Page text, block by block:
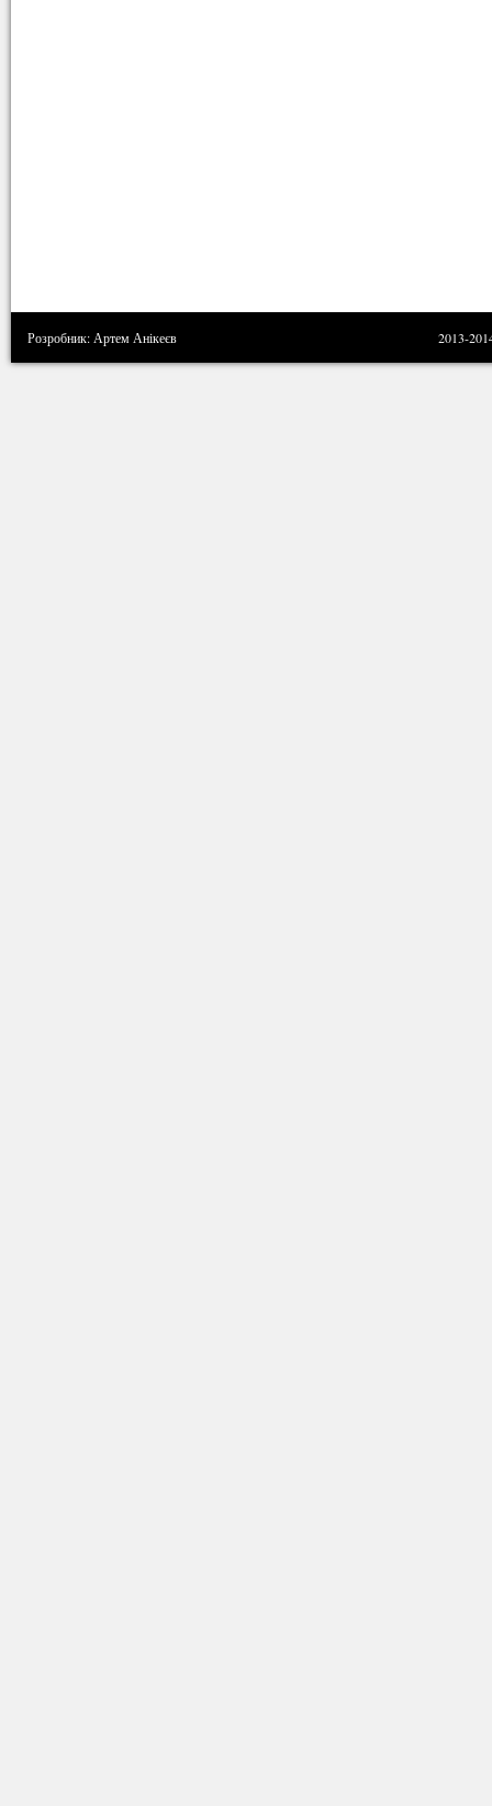
Розробник: Артем Анікеєв 2013-